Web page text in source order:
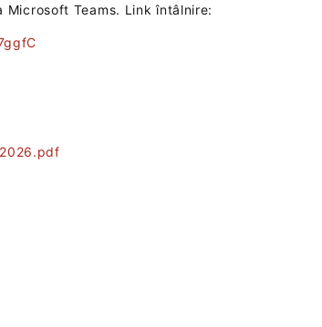
Teams.‎ Link întâlnire: